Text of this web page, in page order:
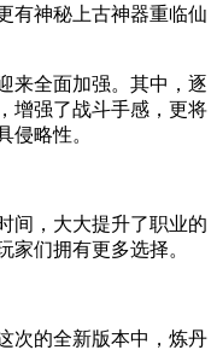
有神秘上古神器重临仙
来全面加强。其中，逐
增强了战斗手感，更将
侵略性。
间，大大提升了职业的
家们拥有更多选择。
次的全新版本中，炼丹